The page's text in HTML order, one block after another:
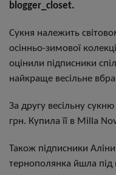
blogger_closet.
Сукня належить
осінньо-зимової
оцінили підписники
найкраще весільне
За другу весільну
грн. Купила її в Milla
Також підписники
тернополянка йшла під